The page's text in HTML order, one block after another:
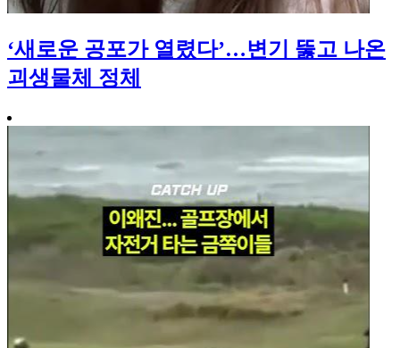
‘새로운 공포가 열렸다’…변기 뚫고 나온
괴생물체 정체